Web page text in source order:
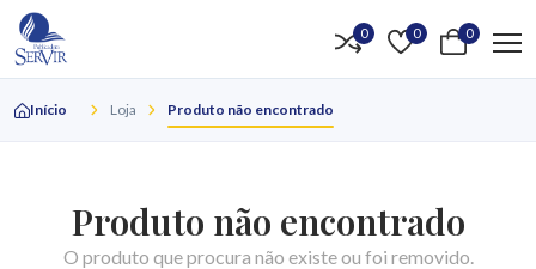
0 0 0
Início Loja Produto não encontrado
Produto não encontrado
O produto que procura não existe ou foi removido.